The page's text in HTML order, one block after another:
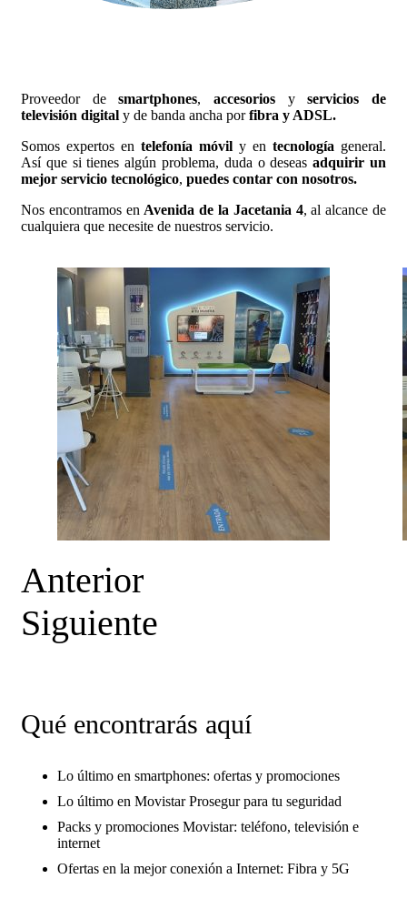
Proveedor desmartphones,accesorios yservicios de
televisión digital y de banda ancha porfibra y ADSL.
Somos expertos en telefonía móvil y en tecnología general.
Así que si tienes algún problema, duda o deseasadquirir un
mejor servicio tecnológico, puedes contar con nosotros.
Nos encontramos en Avenida de la Jacetania 4, al alcance de
cualquiera que necesite de nuestros servicio.
Anterior
Siguiente
Qué encontrarás aquí
Lo último en smartphones: ofertas y promociones
Lo último en Movistar Prosegur para tu seguridad
Packs y promociones Movistar: teléfono, televisión e
internet
Ofertas en la mejor conexión a Internet: Fibra y 5G